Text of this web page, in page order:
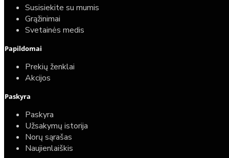
40,00€
25,00€
Susisiekite su mumis
Grąžinimai
Svetainės medis
Papildomai
Prekių ženklai
Akcijos
Paskyra
Paskyra
Užsakymų istorija
Norų sąrašas
Naujienlaiškis